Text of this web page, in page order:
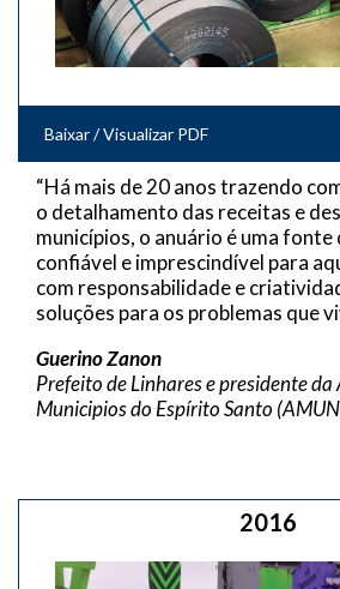
Baixar / Visualizar PDF
“Há mais de 20 anos trazendo
o detalhamento das receitas e
municípios, o anuário é uma fonte
confiável e imprescindível para
com responsabilidade e
soluções para os problemas que
Guerino Zanon
Prefeito de Linhares e presidente da
Municipios do Espírito Santo
2016